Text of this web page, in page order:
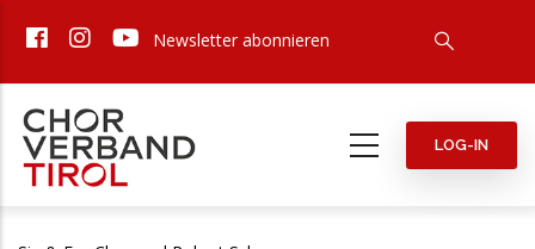
zum
Newsletter abonnieren
LOG-IN